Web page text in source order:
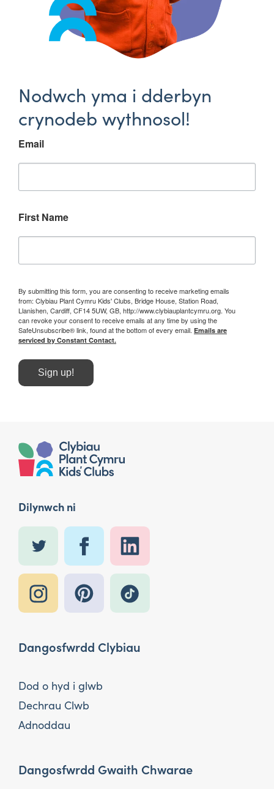
Nodwch yma i dderbyn
crynodeb wythnosol!
Email
First Name
By submitting this form, you are consenting to receive marketing emails
from: Clybiau Plant Cymru Kids' Clubs, Bridge House, Station Road,
Llanishen, Cardiff, CF14 5UW, GB, http://www.clybiauplantcymru.org. You
can revoke your consent to receive emails at any time by using the
SafeUnsubscribe® link, found at the bottom of every email. Emails are
serviced by Constant Contact.
Sign up!
Dilynwch ni
Dangosfwrdd Clybiau
Dod o hyd i glwb
Dechrau Clwb
Adnoddau
Dangosfwrdd Gwaith Chwarae